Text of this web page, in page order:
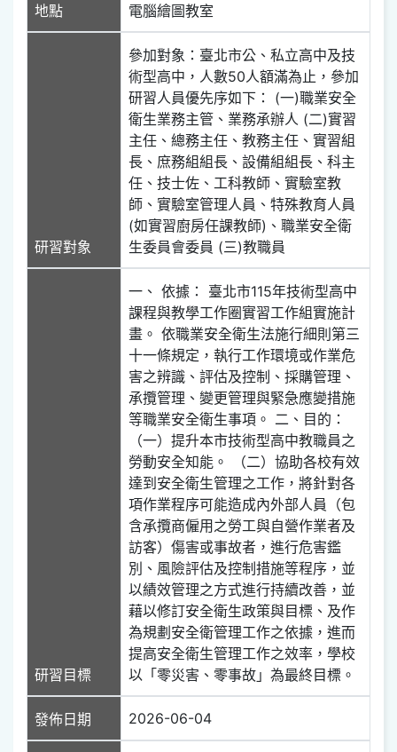
地點
電腦繪圖教室
研習對象
參加對象：臺北市公、私立高中及技
術型高中，人數50人額滿為止，參加
研習人員優先序如下： (一)職業安全
衛生業務主管、業務承辦人 (二)實習
主任、總務主任、教務主任、實習組
長、庶務組組長、設備組組長、科主
任、技士佐、工科教師、實驗室教
師、實驗室管理人員、特殊教育人員
(如實習廚房任課教師)、職業安全衛
生委員會委員 (三)教職員
研習目標
一、 依據： 臺北市115年技術型高中
課程與教學工作圈實習工作組實施計
畫。 依職業安全衛生法施行細則第三
十一條規定，執行工作環境或作業危
害之辨識、評估及控制、採購管理、
承攬管理、變更管理與緊急應變措施
等職業安全衛生事項。 二、目的：
（一）提升本市技術型高中教職員之
勞動安全知能。 （二）協助各校有效
達到安全衛生管理之工作，將針對各
項作業程序可能造成內外部人員（包
含承攬商僱用之勞工與自營作業者及
訪客）傷害或事故者，進行危害鑑
別、風險評估及控制措施等程序，並
以績效管理之方式進行持續改善，並
藉以修訂安全衛生政策與目標、及作
為規劃安全衛管理工作之依據，進而
提高安全衛生管理工作之效率，學校
以「零災害、零事故」為最終目標。
發佈日期 2026-06-04